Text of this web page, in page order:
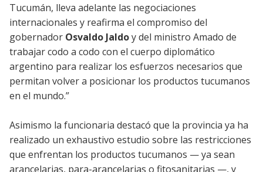
Tucumán, lleva adelante las negociaciones
internacionales y reafirma el compromiso del
gobernador Osvaldo Jaldoy del ministro Amado de
trabajar codo a codo con el cuerpo diplomático
argentino para realizar los esfuerzos necesarios que
permitan volver a posicionar los productos tucumanos
en el mundo.”
Asimismo la funcionaria destacó que la provincia ya ha
realizado un exhaustivo estudio sobre las restricciones
que enfrentan los productos tucumanos — ya sean
arancelarias, para-arancelarias o fitosanitarias —, y